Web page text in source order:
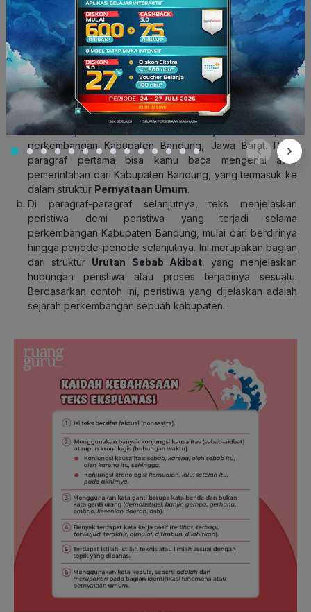
terjadi pada 25 Mei 1810. Alasan pemindahan tersebut akan
memberikan prospek baik terhadap perkembangan wilayah
itu. Pada saat itu Deandels yang mendapat julukan “Mas
Galak” tengah membuat jalan dari Anyer ke Panarukan.
Kebetulan jalur tersebut melewati Tatar Priangan atau Kota
Bandung pada saat sekarang ini.
Penjelasan Struktur:
Terlihat jelas teks di atas menjelaskan sejarah
perkembangan Kabupaten Bandung, Jawa Barat. Pada
paragraf pertama bisa kamu baca mengenai awal
pemerintahan dari Kabupaten Bandung, yang termasuk ke
dalam struktur Pernyataan Umum.
Di paragraf-paragraf selanjutnya, teks menjelaskan
peristiwa demi peristiwa yang terjadi selama
perkembangan Kabupaten Bandung, mulai dari berdirinya
hingga periode-periode selanjutnya. Ini merupakan bagian
dari struktur Urutan Sebab Akibat, yang menjelaskan
hubungan peristiwa atau proses terjadinya sesuatu.
Berdasarkan contoh ini, peristiwa yang dijelaskan adalah
sejarah perkembangan sebuah kabupaten.